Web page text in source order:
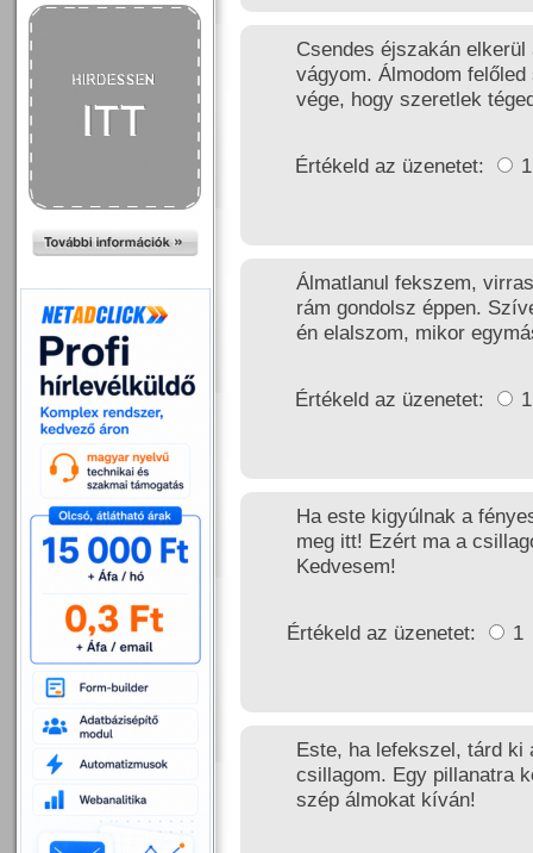
Csendes éjszakán
vágyom. Álmodom
vége, hogy szeretlek
Értékeld az üzenetet:
Álmatlanul fekszem,
rám gondolsz éppen.
én elalszom, mikor
Értékeld az üzenetet:
Ha este kigyúlnak a
meg itt! Ezért ma a
Kedvesem!
Értékeld az üzenetet: 1
Este, ha lefekszel, tárd ki
csillagom. Egy pillanatra
szép álmokat kíván!